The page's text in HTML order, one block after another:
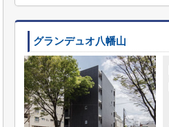
グランデュオ八幡山